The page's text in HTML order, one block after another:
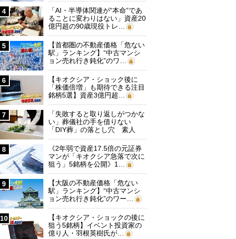
4
「AI・半導体関連が“本命”であ
ることに変わりはない」資産20
億円超の90歳現役トレ…
5
【首都圏の不動産価格「危ない
駅」ランキング】“中古マンシ
ョン売れ行き鈍化”のワ…
6
【キオクシア・ショック後に
「株価倍増」も期待できる注目
銘柄5選】資産3億円超…
7
「失敗すると取り返しがつかな
い」葬儀社の手を借りない
「DIY葬」の落とし穴 素人
に…
8
《2年弱で資産17.5倍の元証券
マンが「キオクシア急落で次に
狙う」5銘柄を公開》1…
9
【大阪の不動産価格「危ない
駅」ランキング】“中古マンシ
ョン売れ行き鈍化”のワー…
10
【キオクシア・ショックの後に
狙う5銘柄】イベント投資家の
億り人・羽根英樹氏が…